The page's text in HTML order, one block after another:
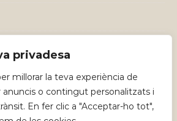
privadesa
millorar la teva experiència de
anuncis o contingut personalitzats i
En fer clic a "Acceptar-ho tot",
i Avisos Legals